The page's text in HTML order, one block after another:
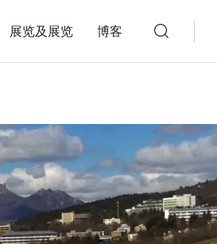
展览及展览 博客